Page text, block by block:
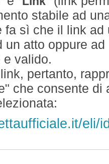
stabile ad
fa sì che il link
un atto oppure
e valido.
pertanto,
che consente
eli/